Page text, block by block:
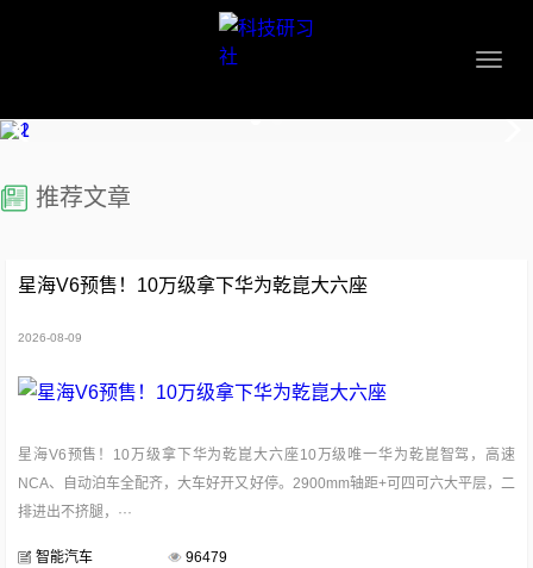
推荐文章
星海V6预售！10万级拿下华为乾崑大六座
2026-08-09
星海V6预售！10万级拿下华为乾崑大六座10万级唯一华为乾崑智驾，高速
NCA、自动泊车全配齐，大车好开又好停。2900mm轴距+可四可六大平层，二
排进出不挤腿，···
智能汽车 96479